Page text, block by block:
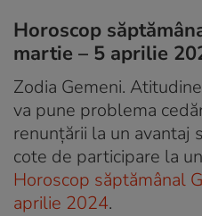
Horoscop
martie – 5 aprilie
Zodia Gemeni.
va pune problema
renunțării la un avantaj
cote de participare la
Horoscop săptămânal
aprilie 2024.